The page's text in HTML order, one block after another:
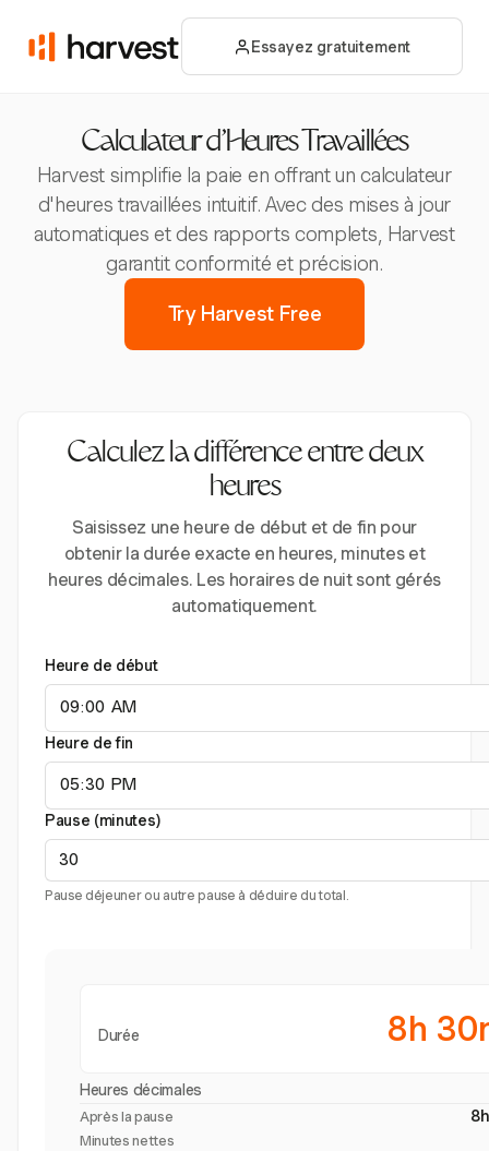
Essayez gratuitement
Calculateur d'Heures Travaillées
Harvest simplifie la paie en offrant un calculateur
d'heures travaillées intuitif. Avec des mises à jour
automatiques et des rapports complets, Harvest
garantit conformité et précision.
Try Harvest Free
Calculez la différence entre deux
heures
Saisissez une heure de début et de fin pour
obtenir la durée exacte en heures, minutes et
heures décimales. Les horaires de nuit sont gérés
automatiquement.
Heure de début
Heure de fin
Pause (minutes)
Pause déjeuner ou autre pause à déduire du total.
Durée 8h
Heures décimales
Après la pause
Minutes nettes